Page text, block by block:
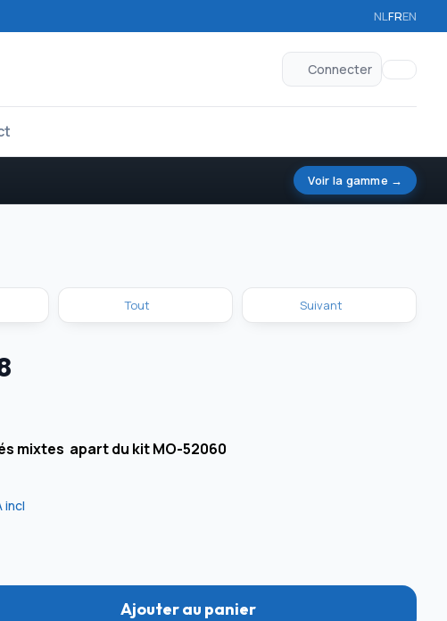
NLFREN
Connecter
Voir la gamme →
Tout Suivant
mixtes apart du kit MO-52060
incl
Ajouter au panier